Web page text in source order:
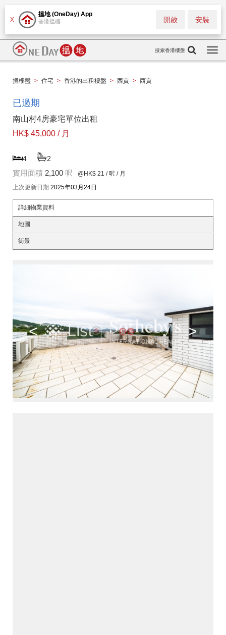
X
搵地 (OneDay) App
香港搵樓 安裝
開啟
搜索香港樓盤
搵樓盤 > 住宅 > 香港的出租樓盤 > 西貢 > 西貢
已過期
南山村4房豪宅單位出租
HK$ 45,000 / 月
4 2
實用面積 2,100 呎 @HK$ 21 / 呎 / 月
上次更新日期 2025年03月24日
詳細物業資料
地圖
街景
< >